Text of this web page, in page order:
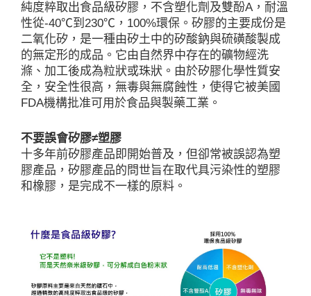
純度粹取出食品級矽膠，不含塑化劑及雙酚A，耐溫
性從-40℃到230℃，100%環保。矽膠的主要成份是
二氧化矽，是一種由矽土中的矽酸鈉與硫磺酸製成
的無定形的成品。它由自然界中存在的礦物經洗
滌、加工後成為粒狀或珠狀。由於矽膠化學性質安
全，安全性很高，無毒與無腐蝕性，使得它被美國
FDA機構批准可用於食品與製藥工業。
不要誤會矽膠≠塑膠
十多年前矽膠產品即開始普及，但卻常被誤認為塑
膠產品，矽膠產品的問世旨在取代具污染性的塑膠
和橡膠，是完成不一樣的原料。